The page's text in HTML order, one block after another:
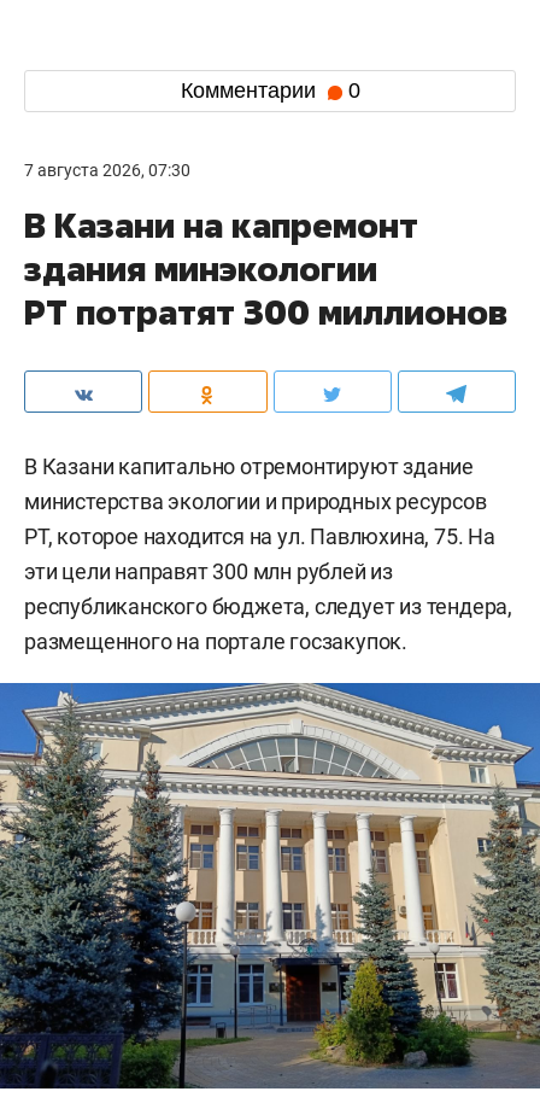
Комментарии 0
7 августа 2026, 07:30
В Казани на капремонт
здания минэкологии
РТ потратят 300 миллионов
В Казани капитально отремонтируют здание
министерства экологии и природных ресурсов
РТ, которое находится на ул. Павлюхина, 75. На
эти цели направят 300 млн рублей из
республиканского бюджета, следует из тендера,
размещенного на портале госзакупок.